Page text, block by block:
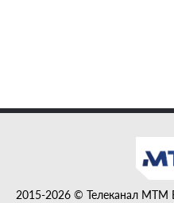
2015-2026 © Телеканал MTM